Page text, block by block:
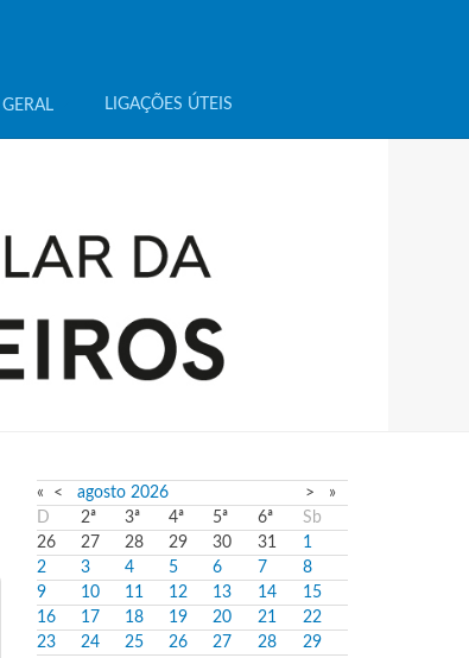
LIGAÇÕES ÚTEIS
« < agosto 2026 >
»
D
2ª 3ª 4ª 5ª 6ª
Sb
26
27 28 29 30 31
1
2
3 4 5 6 7
8
9
10 11 12 13 14
15
16
17 18 19 20 21
22
23
24 25 26 27 28
29